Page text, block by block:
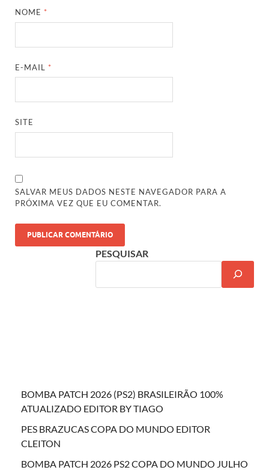
NOME *
E-MAIL *
SITE
SALVAR MEUS DADOS NESTE NAVEGADOR PARA A
PRÓXIMA VEZ QUE EU COMENTAR.
PESQUISAR
BOMBA PATCH 2026 (PS2) BRASILEIRÃO 100%
ATUALIZADO EDITOR BY TIAGO
PES BRAZUCAS COPA DO MUNDO EDITOR
CLEITON
BOMBA PATCH 2026 PS2 COPA DO MUNDO JULHO